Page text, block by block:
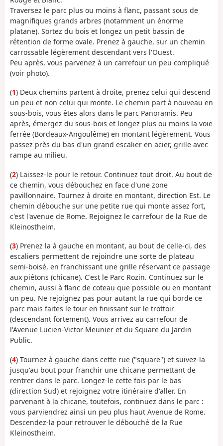
Traversez le parc plus ou moins à flanc, passant sous de
magnifiques grands arbres (notamment un énorme
platane). Sortez du bois et longez un petit bassin de
rétention de forme ovale. Prenez à gauche, sur un chemin
carrossable légèrement descendant vers l'Ouest.
Peu après, vous parvenez à un carrefour un peu compliqué
(voir photo).
(1) Deux chemins partent à droite, prenez celui qui descend
un peu et non celui qui monte. Le chemin part à nouveau en
sous-bois, vous êtes alors dans le parc Panoramis. Peu
après, émergez du sous-bois et longez plus ou moins la voie
ferrée (Bordeaux-Angoulême) en montant légèrement. Vous
passez près du bas d'un grand escalier en acier, grille avec
rampe au milieu.
(2) Laissez-le pour le retour. Continuez tout droit. Au bout de
ce chemin, vous débouchez en face d'une zone
pavillonnaire. Tournez à droite en montant, direction Est. Le
chemin débouche sur une petite rue qui monte assez fort,
c'est l'avenue de Rome. Rejoignez le carrefour de la Rue de
Kleinostheim.
(3) Prenez la à gauche en montant, au bout de celle-ci, des
escaliers permettent de rejoindre une sorte de plateau
semi-boisé, en franchissant une grille réservant ce passage
aux piétons (chicane). C'est le Parc Rozin. Continuez sur le
chemin, aussi à flanc de coteau que possible ou en montant
un peu. Ne rejoignez pas pour autant la rue qui borde ce
parc mais faites le tour en finissant sur le trottoir
(descendant fortement). Vous arrivez au carrefour de
l'Avenue Lucien-Victor Meunier et du Square du Jardin
Public.
(4) Tournez à gauche dans cette rue ("square") et suivez-la
jusqu'au bout pour franchir une chicane permettant de
rentrer dans le parc. Longez-le cette fois par le bas
(direction Sud) et rejoignez votre itinéraire d'aller. En
parvenant à la chicane, toutefois, continuez dans le parc :
vous parviendrez ainsi un peu plus haut Avenue de Rome.
Descendez-la pour retrouver le débouché de la Rue
Kleinostheim.